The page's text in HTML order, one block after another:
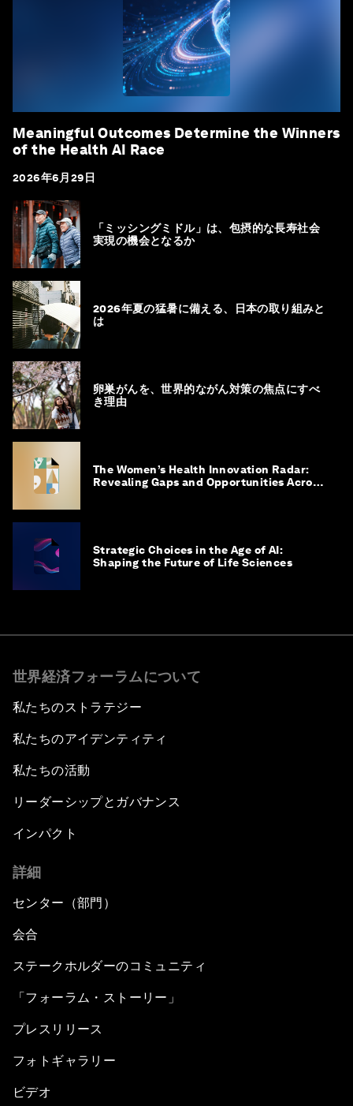
Meaningful Outcomes Determine the Winners
of the Health AI Race
2026年6月29日
「ミッシングミドル」は、包摂的な長寿社会
実現の機会となるか
2026年夏の猛暑に備える、日本の取り組みと
は
卵巣がんを、世界的ながん対策の焦点にすべ
き理由
The Women’s Health Innovation Radar:
Revealing Gaps and Opportunities Across
Strategic Choices in the Age of AI:
Shaping the Future of Life Sciences
世界経済フォーラムについて
私たちのストラテジー
私たちのアイデンティティ
私たちの活動
リーダーシップとガバナンス
インパクト
詳細
センター（部門）
会合
ステークホルダーのコミュニティ
「フォーラム・ストーリー」
プレスリリース
フォトギャラリー
ビデオ